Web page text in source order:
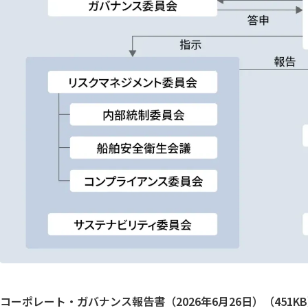
コーポレート・ガバナンス報告書（2026年6月26日）（